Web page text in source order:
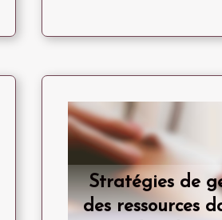
Stratégies de
des ressources